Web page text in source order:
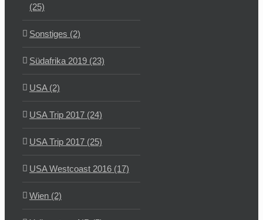
(25)
Sonstiges (2)
Südafrika 2019 (23)
USA (2)
USA Trip 2017 (24)
USA Trip 2017 (25)
USA Westcoast 2016 (17)
Wien (2)